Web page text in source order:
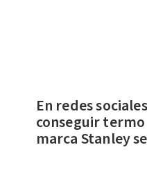
En redes
conseguir
marca Stanley